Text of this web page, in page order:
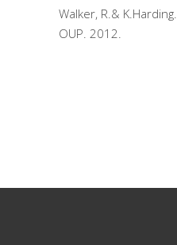
Walker, R.& K.Harding.
OUP. 2012.